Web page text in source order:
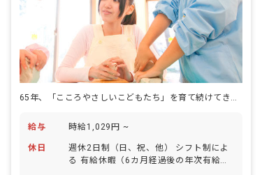
65年、「こころやさしいこどもたち」を育て続けてきた場所で
給与 時給1,029円 ~
休日
週休2日制（日、祝、他） シフト制によ
る 有給休暇（6カ月経過後の年次有給休